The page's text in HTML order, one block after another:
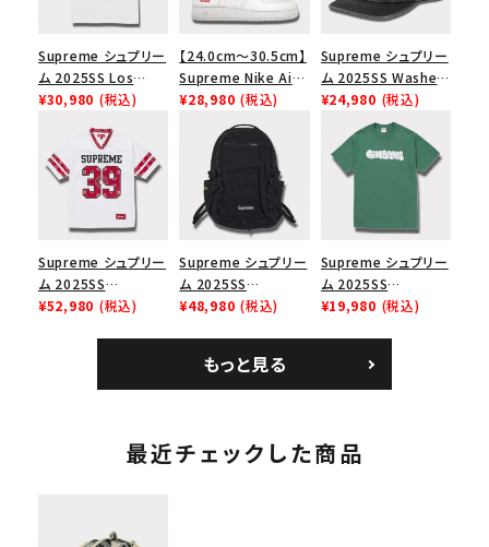
Supreme シュプリー
ム 2025SS Los
Angeles Fire Relief
イヤーリリーフボック
スロゴTシャツ ホワ
イト 白
¥30,980 (税込)
【24.0cm～30.5cm】
Supreme Nike Air
Force 1 Low シュプ
リーム ナイキエアフォ
ース１スニーカー シ
ューズ ホワイト
¥28,980 (税込)
Supreme シュプリー
ム 2025SS Washed
Chino Twill Camp
Cap ウォッシュチノツ
イルキャンプキャップ
ブラック 黒
¥24,980 (税込)
Supreme シュプリー
ム 2025SS
Bandana Football
¥52,980 (税込)
Supreme シュプリー
ム 2025SS
Backpack バックパッ
¥48,980 (税込)
Supreme シュプリー
ム 2025SS
Homerun Tee ホー
¥19,980 (税込)
もっと見る
最近チェックした商品